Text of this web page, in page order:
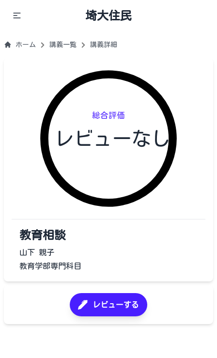
埼大住民
ホーム 講義一覧 講義詳細
総合評価
レビューなし
教育相談
山下 親子
教育学部専門科目
レビューする